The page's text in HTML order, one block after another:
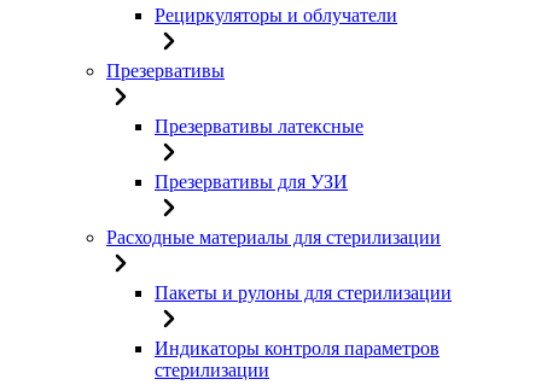
Рециркуляторы и облучатели
Презервативы
Презервативы латексные
Презервативы для УЗИ
Расходные материалы для стерилизации
Пакеты и рулоны для стерилизации
Индикаторы контроля параметров
стерилизации